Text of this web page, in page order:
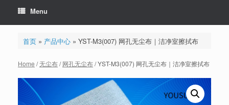
Menu
首页» 产品中心» YST-M3(007) 网孔无尘布｜洁净室擦拭布
Home /无尘布/网孔无尘布/ YST-M3(007) 网孔无尘布｜洁净室擦拭布